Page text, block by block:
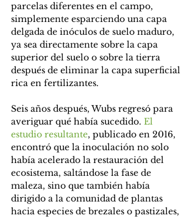
parcelas diferentes en el campo,
simplemente esparciendo una capa
delgada de inóculos de suelo maduro,
ya sea directamente sobre la capa
superior del suelo o sobre la tierra
después de eliminar la capa superficial
rica en fertilizantes.
Seis años después, Wubs regresó para
averiguar qué había sucedido. El
estudio resultante, publicado en 2016,
encontró que la inoculación no solo
había acelerado la restauración del
ecosistema, saltándose la fase de
maleza, sino que también había
dirigido a la comunidad de plantas
hacia especies de brezales o pastizales,